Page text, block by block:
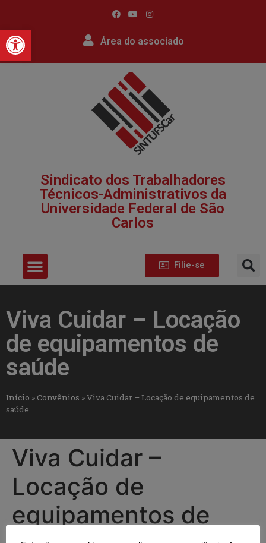
Barra de Ferramentas
Área do associado
Sindicato dos Trabalhadores
Técnicos-Administrativos da
Universidade Federal de São
Carlos​
Filie-se
Viva Cuidar – Locação
de equipamentos de
saúde
Início » Convênios »Viva Cuidar – Locação de equipamentos de
saúde
Viva Cuidar –
Locação de
equipamentos de